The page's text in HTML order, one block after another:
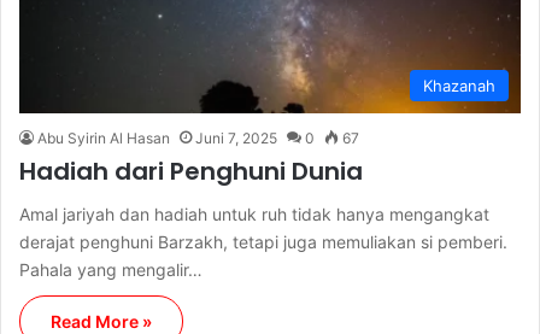
Khazanah
Abu Syirin Al Hasan Juni 7, 2025 0 67
Hadiah dari Penghuni Dunia
Amal jariyah dan hadiah untuk ruh tidak hanya mengangkat
derajat penghuni Barzakh, tetapi juga memuliakan si pemberi.
Pahala yang mengalir…
Read More »